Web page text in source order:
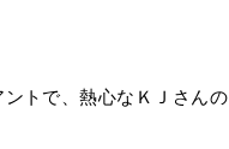
トで、熱心なＫＪさんの